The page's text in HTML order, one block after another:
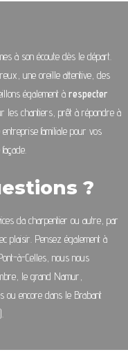
à son écoute dès le départ.
une oreille attentive, des
également à respecter
les chantiers, prêt à répondre à
familiale pour vos
?
da charpentier ou autre, par
plaisir. Pensez également à
à-Celles, nous nous
le grand Namur,
ou encore dans le Brabant